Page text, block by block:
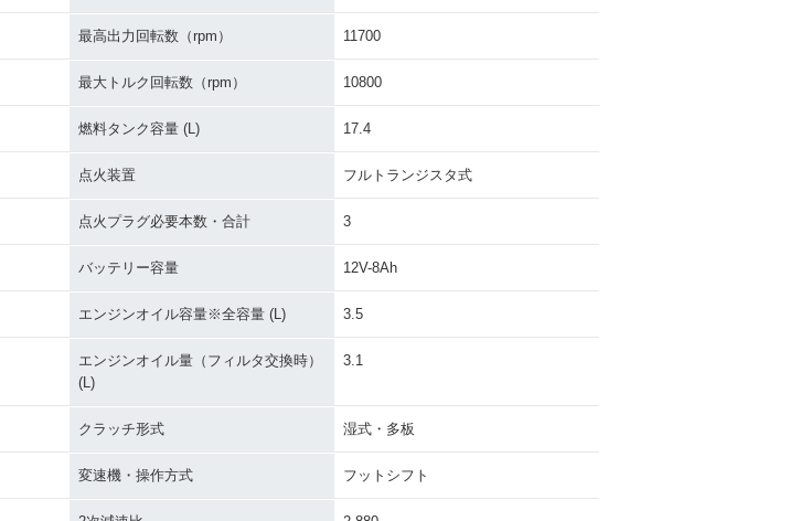
最高出力回転数（rpm） 11700
最大トルク回転数（rpm） 10800
燃料タンク容量 (L) 17.4
点火装置 フルトランジスタ式
点火プラグ必要本数・合計 3
バッテリー容量 12V-8Ah
エンジンオイル容量※全容量 (L) 3.5
エンジンオイル量（フィルタ交換時）
(L)
3.1
クラッチ形式 湿式・多板
変速機・操作方式 フットシフト